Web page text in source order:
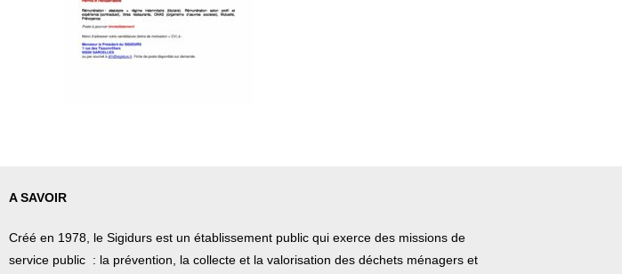
A SAVOIR
Créé en 1978, le Sigidurs est un établissement public qui exerce des missions de
service public : la prévention, la collecte et la valorisation des déchets ménagers et